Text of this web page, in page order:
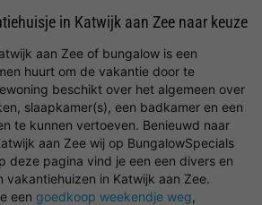
in Katwijk aan Zee naar keuze
aan Zee of bungalow is een
huurt om de vakantie door te
beschikt over het algemeen over
slaapkamer(s), een badkamer en een
te kunnen vertoeven. Benieuwd naar
aan Zee wij op BungalowSpecials
deze pagina vind je een een divers en
vakantiehuizen in Katwijk aan Zee.
een goedkoop weekendje weg,